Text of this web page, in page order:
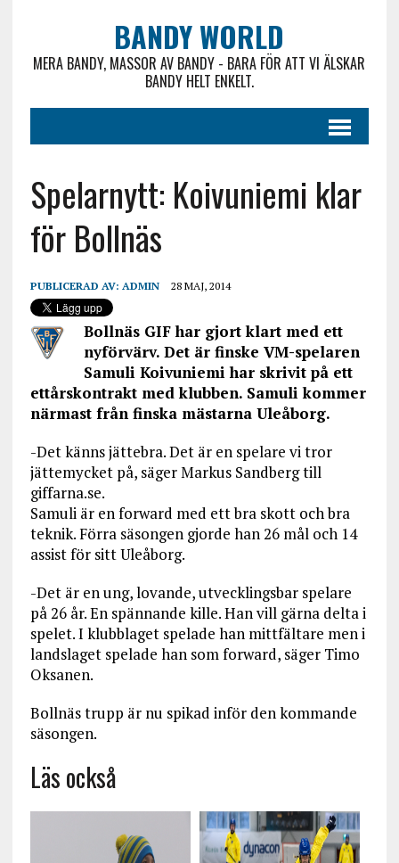
BANDY WORLD
MERA BANDY, MASSOR AV BANDY - BARA FÖR ATT VI ÄLSKAR
BANDY HELT ENKELT.
Spelarnytt: Koivuniemi klar
för Bollnäs
PUBLICERAD AV: ADMIN 28 MAJ, 2014
Bollnäs GIF har gjort klart med ett
nyförvärv. Det är finske VM-spelaren
Samuli Koivuniemi har skrivit på ett
ettårskontrakt med klubben. Samuli kommer
närmast från finska mästarna Uleåborg.
-Det känns jättebra. Det är en spelare vi tror
jättemycket på, säger Markus Sandberg till
giffarna.se.
Samuli är en forward med ett bra skott och bra
teknik. Förra säsongen gjorde han 26 mål och 14
assist för sitt Uleåborg.
-Det är en ung, lovande, utvecklingsbar spelare
på 26 år. En spännande kille. Han vill gärna delta i
spelet. I klubblaget spelade han mittfältare men i
landslaget spelade han som forward, säger Timo
Oksanen.
Bollnäs trupp är nu spikad inför den kommande
säsongen.
Läs också